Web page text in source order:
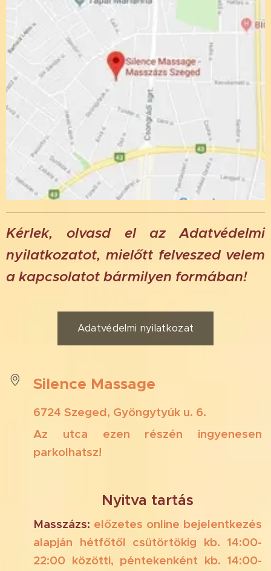
Kérlek, olvasd el azAdatvédelmi
nyilatkozatot, mielőtt felveszed velem
a kapcsolatot bármilyen formában!
Adatvédelmi nyilatkozat
Silence Massage
6724 Szeged, Gyöngytyúk u. 6.
Az utca ezen részén ingyenesen
parkolhatsz!
Nyitva tartás
Masszázs: előzetes online bejelentkezés
alapján hétfőtől csütörtökig kb. 14:00-
22:00 közötti, péntekenként kb. 14:00-